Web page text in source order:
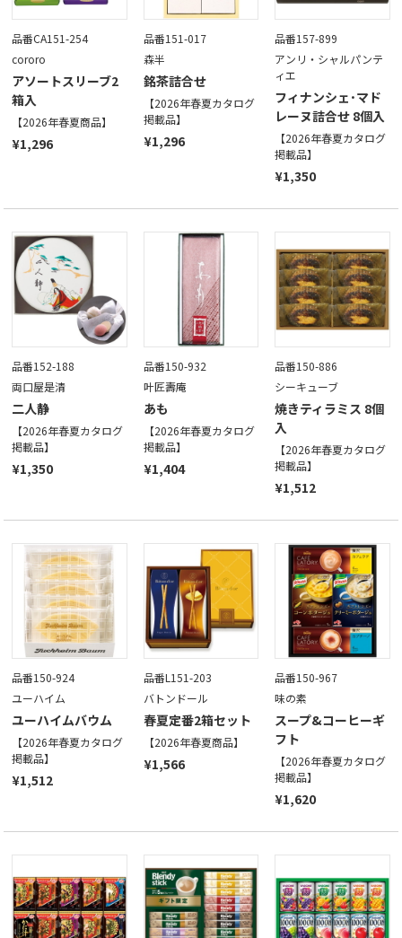
品番CA151-254
cororo
アソートスリーブ2
箱入
【2026年春夏商品】
¥1,296
品番151-017
森半
銘茶詰合せ
【2026年春夏カタログ
掲載品】
¥1,296
品番157-899
アンリ・シャルパンテ
ィエ
フィナンシェ･マド
レーヌ詰合せ 8個入
【2026年春夏カタログ
掲載品】
¥1,350
品番152-188
両口屋是清
二人静
【2026年春夏カタログ
掲載品】
¥1,350
品番150-932
叶匠壽庵
あも
【2026年春夏カタログ
掲載品】
¥1,404
品番150-886
シーキューブ
焼きティラミス 8個
入
【2026年春夏カタログ
掲載品】
¥1,512
品番150-924
ユーハイム
ユーハイムバウム
【2026年春夏カタログ
掲載品】
¥1,512
品番L151-203
バトンドール
春夏定番2箱セット
【2026年春夏商品】
¥1,566
品番150-967
味の素
スープ&コーヒーギ
フト
【2026年春夏カタログ
掲載品】
¥1,620